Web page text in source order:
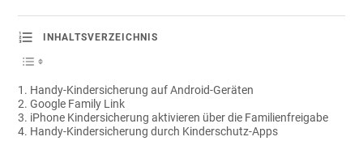
INHALTSVERZEICHNIS
Handy-Kindersicherung auf Android-Geräten
Google Family Link
iPhone Kindersicherung aktivieren über die Familienfreigabe
Handy-Kindersicherung durch Kinderschutz-Apps